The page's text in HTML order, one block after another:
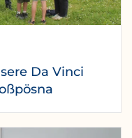
Da Vinci